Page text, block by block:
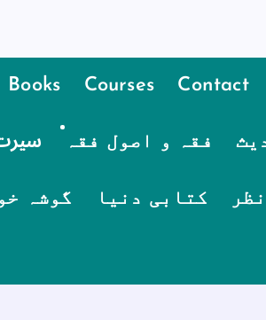
Contact
Courses
Books
فقہ و اصول فقہ
کتابی دنیا گوشہ